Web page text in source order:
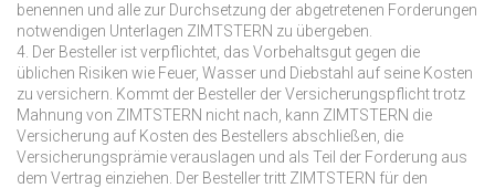
benennen und alle zur Durchsetzung der abgetretenen Forderungen
notwendigen Unterlagen ZIMTSTERN zu übergeben.
4. Der Besteller ist verpflichtet, das Vorbehaltsgut gegen die
üblichen Risiken wie Feuer, Wasser und Diebstahl auf seine Kosten
zu versichern. Kommt der Besteller der Versicherungspflicht trotz
Mahnung von ZIMTSTERN nicht nach, kann ZIMTSTERN die
Versicherung auf Kosten des Bestellers abschließen, die
Versicherungsprämie verauslagen und als Teil der Forderung aus
dem Vertrag einziehen. Der Besteller tritt ZIMTSTERN für den